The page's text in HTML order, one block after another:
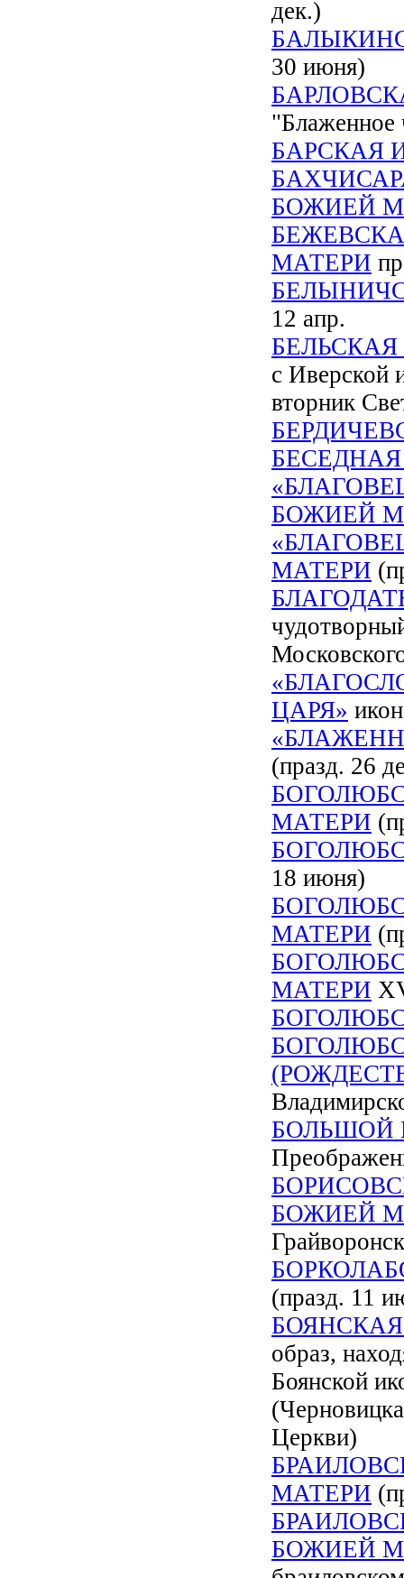
дек.)
30 июня)
"Блаженное
БАРСКАЯ
БОЖИЕЙ
МАТЕРИ
12 апр.
с Иверской
вторник
БОЖИЕЙ
МАТЕРИ
ЦАРЯ»
(празд. 26
МАТЕРИ
18 июня)
МАТЕРИ
МАТЕРИ
БОЛЬШОЙ
БОЖИЕЙ
(празд. 11
образ,
Боянской
Церкви)
МАТЕРИ
БОЖИЕЙ